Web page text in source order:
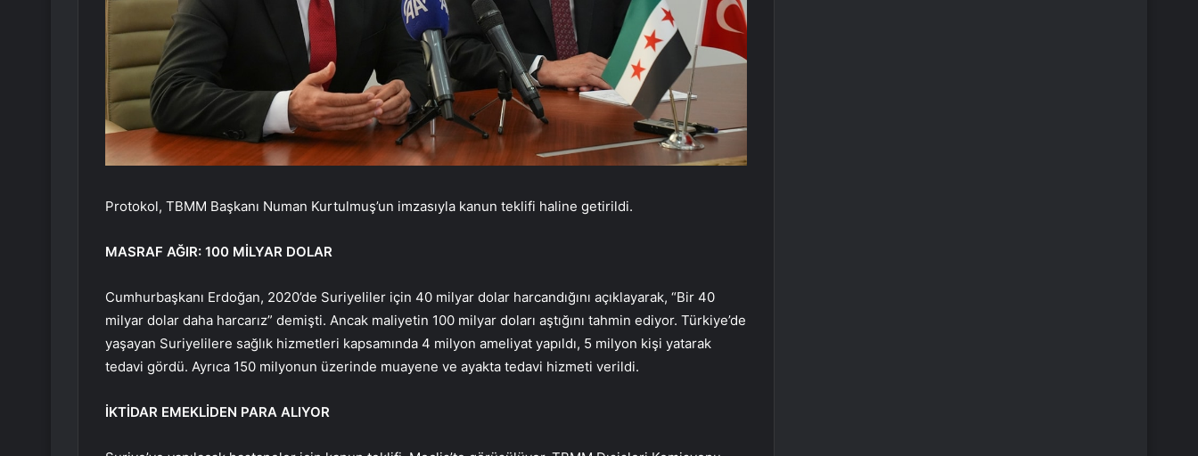
Protokol, TBMM Başkanı Numan Kurtulmuş’un imzasıyla kanun teklifi haline getirildi.
MASRAF AĞIR: 100 MİLYAR DOLAR
Cumhurbaşkanı Erdoğan, 2020’de Suriyeliler için 40 milyar dolar harcandığını açıklayarak, “Bir 40
milyar dolar daha harcarız” demişti. Ancak maliyetin 100 milyar doları aştığını tahmin ediyor. Türkiye’de
yaşayan Suriyelilere sağlık hizmetleri kapsamında 4 milyon ameliyat yapıldı, 5 milyon kişi yatarak
tedavi gördü. Ayrıca 150 milyonun üzerinde muayene ve ayakta tedavi hizmeti verildi.
İKTİDAR EMEKLİDEN PARA ALIYOR